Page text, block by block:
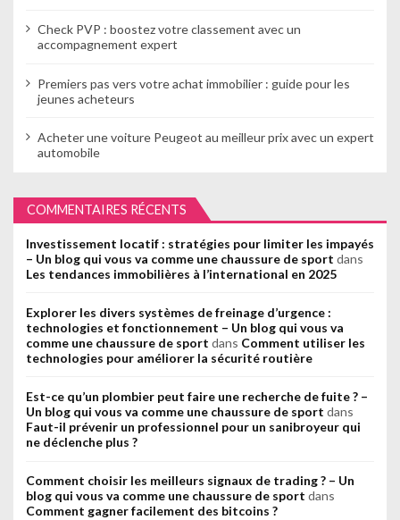
Check PVP : boostez votre classement avec un
accompagnement expert
Premiers pas vers votre achat immobilier : guide pour les
jeunes acheteurs
Acheter une voiture Peugeot au meilleur prix avec un expert
automobile
COMMENTAIRES RÉCENTS
Investissement locatif : stratégies pour limiter les impayés
– Un blog qui vous va comme une chaussure de sport dans
Les tendances immobilières à l’international en 2025
Explorer les divers systèmes de freinage d’urgence :
technologies et fonctionnement – Un blog qui vous va
comme une chaussure de sport dans Comment utiliser les
technologies pour améliorer la sécurité routière
Est-ce qu’un plombier peut faire une recherche de fuite ? –
Un blog qui vous va comme une chaussure de sport dans
Faut-il prévenir un professionnel pour un sanibroyeur qui
ne déclenche plus ?
Comment choisir les meilleurs signaux de trading ? – Un
blog qui vous va comme une chaussure de sport dans
Comment gagner facilement des bitcoins ?